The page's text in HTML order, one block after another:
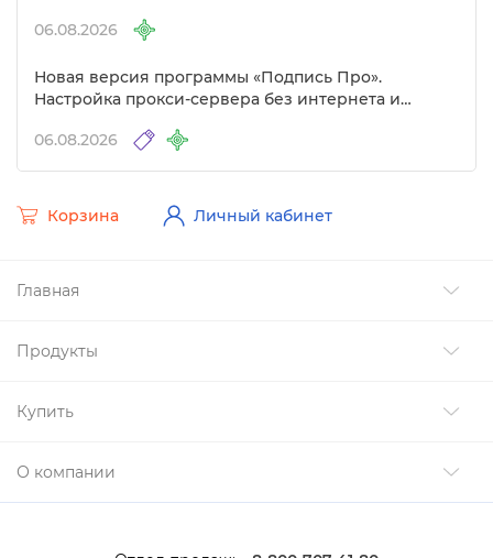
06.08.2026
Новая версия программы «Подпись Про».
Настройка прокси-сервера без интернета и
06.08.2026
Главная
Продукты
Купить
О компании
Корзина Личный кабинет